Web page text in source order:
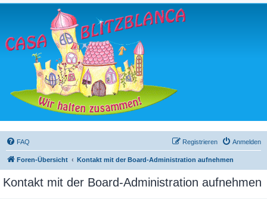
FAQ Anmelden
Registrieren
Foren-Übersicht Kontakt mit der Board-Administration aufnehmen
Kontakt mit der Board-Administration aufnehmen